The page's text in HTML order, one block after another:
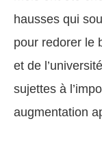
hausses qui
pour redorer le
et de
sujettes à
augmentation